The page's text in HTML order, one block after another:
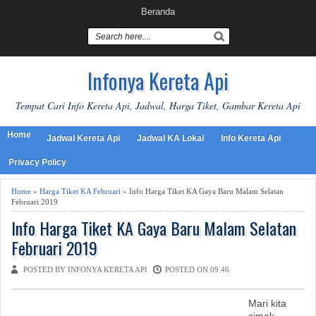
Beranda
Infonya Kereta Api
Tempat Cari Info Kereta Api, Jadwal, Harga Tiket, Gambar Kereta Api
Home Jadwal Kereta Api Jadwal KA Lokal Info Kereta Api
Privacy Policy
Home » Harga Tiket KA Februari » Info Harga Tiket KA Gaya Baru Malam Selatan
Februari 2019
Info Harga Tiket KA Gaya Baru Malam Selatan
Februari 2019
POSTED BY INFONYA KERETA API POSTED ON 09.46
Mari kita